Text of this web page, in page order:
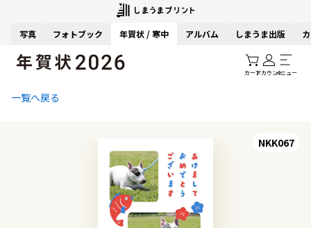
写真 フォトブック 年賀状 / 寒中 アルバム しまうま出版
カートアカウントメニュー
一覧へ戻る
NKK067